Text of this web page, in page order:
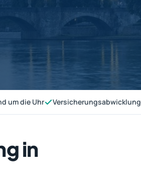
um die Uhr Versicherungsabwicklung
in